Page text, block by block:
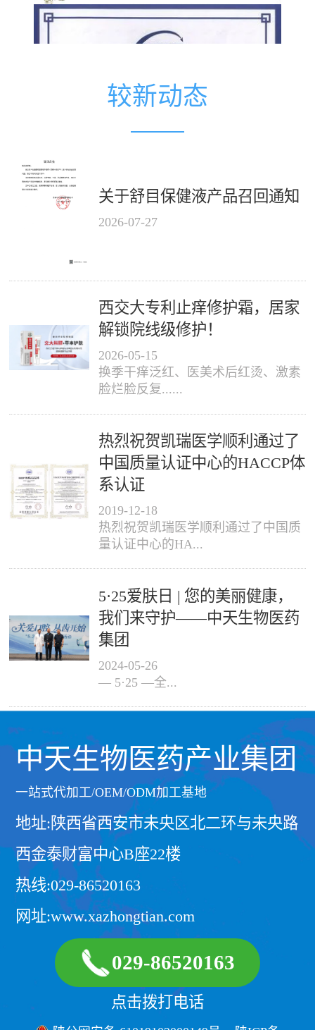
较新动态
关于舒目保健液产品召回通知
2026-07-27
西交大专利止痒修护霜，居家
解锁院线级修护！
2026-05-15
换季干痒泛红、医美术后红烫、激素
脸烂脸反复......
热烈祝贺凯瑞医学顺利通过了
中国质量认证中心的HACCP体
系认证
2019-12-18
热烈祝贺凯瑞医学顺利通过了中国质
量认证中心的HA...
5·25爱肤日 | 您的美丽健康，
我们来守护——中天生物医药
集团
2024-05-26
— 5·25 —全...
中天生物医药产业集团
一站式代加工/OEM/ODM加工基地
地址:陕西省西安市未央区北二环与未央路
西金泰财富中心B座22楼
热线:029-86520163
网址:www.xazhongtian.com
029-86520163
点击拨打电话